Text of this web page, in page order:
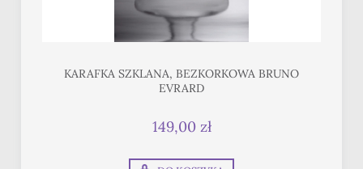
KARAFKA SZKLANA, BEZKORKOWA BRUNO
EVRARD
149,00 zł